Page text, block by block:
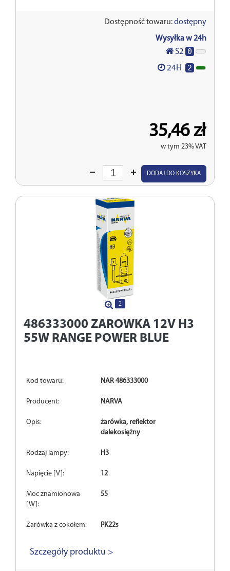
Dostępność towaru:dostępny
Wysyłka w 24h
S2 0
24H 2
35,46 zł
w tym 23% VAT
Wprowadź
DODAJ DO KOSZYKA
2
486333000 ZAROWKA 12V H3
55W RANGE POWER BLUE
Kod towaru: NAR 486333000
Producent: NARVA
Opis:
żarówka, reflektor
dalekosiężny
Rodzaj lampy: H3
Napięcie [V]: 12
Moc znamionowa
[W]:
55
Żarówka z cokołem: PK22s
Szczegóły produktu >